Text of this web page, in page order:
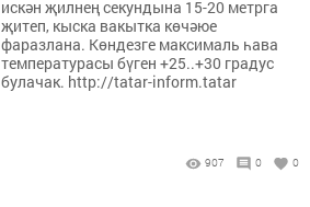
искән җилнең секундына 15-20 метрга
җитеп, кыска вакытка көчәюе
фаразлана. Көндезге максималь һава
температурасы бүген +25..+30 градус
булачак. http://tatar-inform.tatar
907 0 0